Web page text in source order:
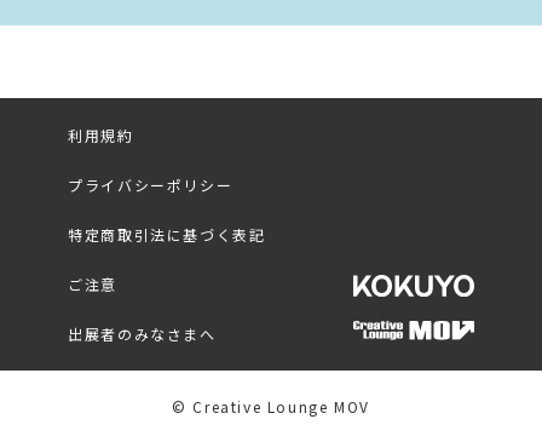
利用規約
プライバシーポリシー
特定商取引法に基づく表記
ご注意
出展者のみなさまへ
© Creative Lounge MOV